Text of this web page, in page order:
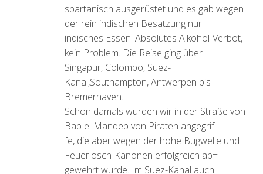
spartanisch ausgerüstet und es gab wegen
der rein indischen Besatzung nur
indisches Essen. Absolutes Alkohol-Verbot,
kein Problem. Die Reise ging über
Singapur, Colombo, Suez-
Kanal,Southampton, Antwerpen bis
Bremerhaven.
Schon damals wurden wir in der Straße von
Bab el Mandeb von Piraten angegrif=
fe, die aber wegen der hohe Bugwelle und
Feuerlösch-Kanonen erfolgreich ab=
gewehrt wurde. Im Suez-Kanal auch